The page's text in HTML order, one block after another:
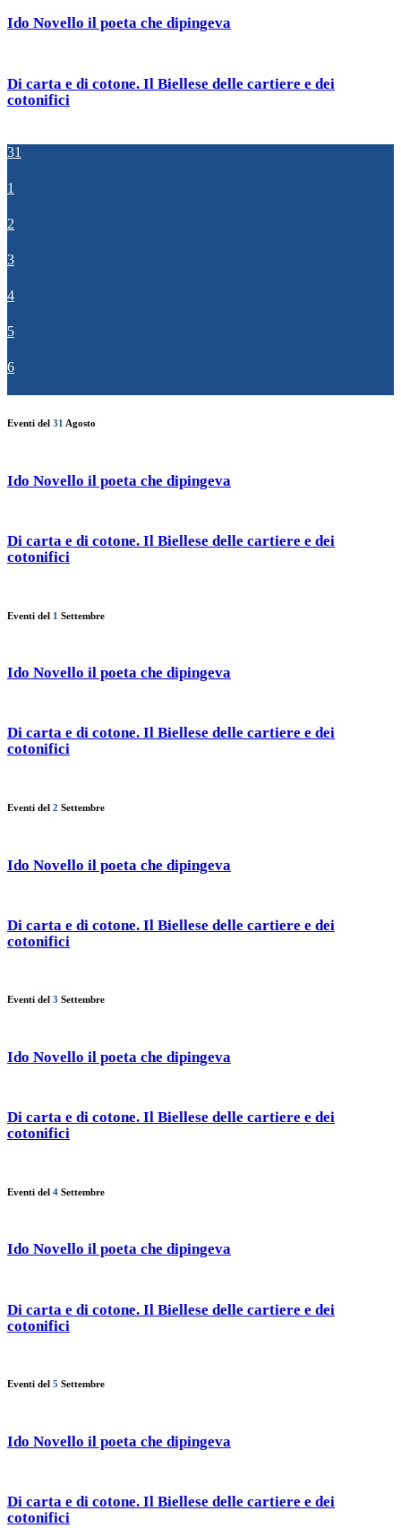
Ido Novello il poeta che dipingeva
Di carta e di cotone. Il Biellese delle cartiere e dei
cotonifici
31
1
2
3
4
5
6
Eventi del 31 Agosto
Ido Novello il poeta che dipingeva
Di carta e di cotone. Il Biellese delle cartiere e dei
cotonifici
Eventi del 1 Settembre
Ido Novello il poeta che dipingeva
Di carta e di cotone. Il Biellese delle cartiere e dei
cotonifici
Eventi del 2 Settembre
Ido Novello il poeta che dipingeva
Di carta e di cotone. Il Biellese delle cartiere e dei
cotonifici
Eventi del 3 Settembre
Ido Novello il poeta che dipingeva
Di carta e di cotone. Il Biellese delle cartiere e dei
cotonifici
Eventi del 4 Settembre
Ido Novello il poeta che dipingeva
Di carta e di cotone. Il Biellese delle cartiere e dei
cotonifici
Eventi del 5 Settembre
Ido Novello il poeta che dipingeva
Di carta e di cotone. Il Biellese delle cartiere e dei
cotonifici